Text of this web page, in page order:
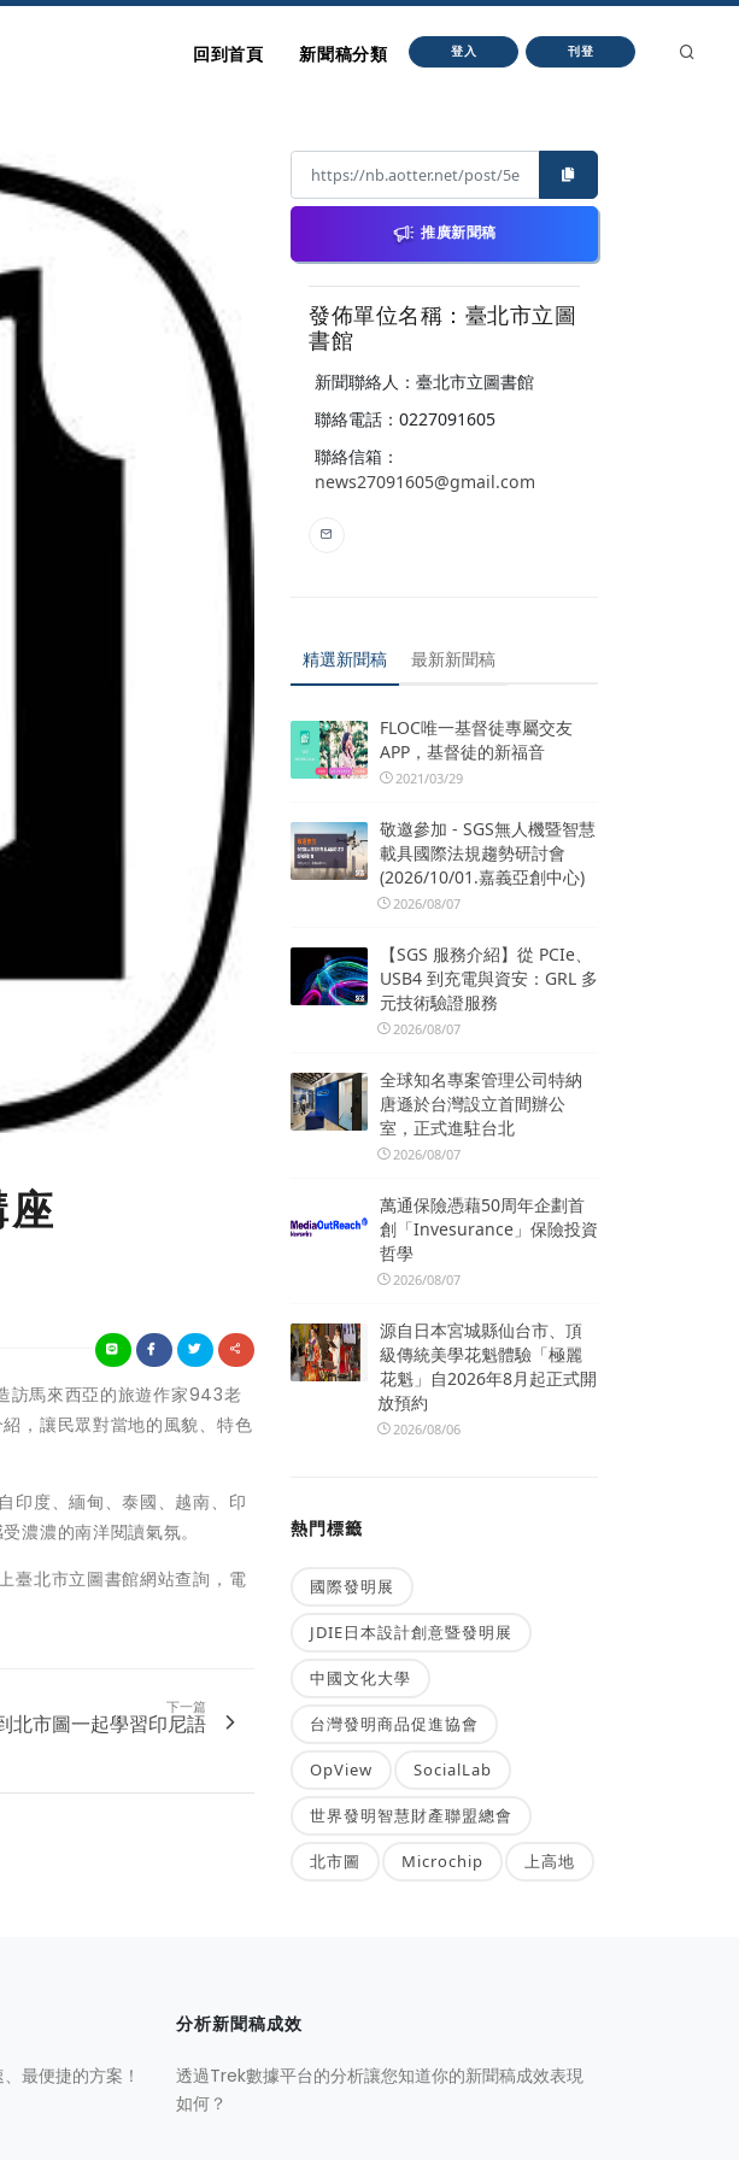
回到首頁 新聞稿分類 登入 刊登
訪馬來西亞的旅遊作家943老
，讓民眾對當地的風貌、特色
印度、緬甸、泰國、越南、印
濃濃的南洋閱讀氣氛。
臺北市立圖書館網站查詢，電
下一篇
北市圖一起學習印尼語
推廣新聞稿
發佈單位名稱：臺北市立圖
書館
新聞聯絡人：臺北市立圖書館
聯絡電話：0227091605
聯絡信箱：
news27091605@gmail.com
精選新聞稿 最新新聞稿
FLOC唯一基督徒專屬交友
APP，基督徒的新福音
2021/03/29
敬邀參加 - SGS無人機暨智慧
載具國際法規趨勢研討會
(2026/10/01.嘉義亞創中心)
2026/08/07
【SGS 服務介紹】從 PCIe、
USB4 到充電與資安：GRL 多
元技術驗證服務
2026/08/07
全球知名專案管理公司特納
唐遜於台灣設立首間辦公
室，正式進駐台北
2026/08/07
萬通保險憑藉50周年企劃首
創「Invesurance」保險投資
哲學
2026/08/07
源自日本宮城縣仙台市、頂
級傳統美學花魁體驗「極麗
花魁」自2026年8月起正式開
放預約
2026/08/06
熱門標籤
國際發明展
JDIE日本設計創意暨發明展
中國文化大學
台灣發明商品促進協會
OpView SocialLab
世界發明智慧財產聯盟總會
北市圖 Microchip 上高地
最便捷的方案！
分析新聞稿成效
透過Trek數據平台的分析讓您知道你的新聞稿成效表現
如何？